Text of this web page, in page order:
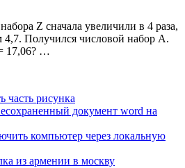
Z сначала увеличили в 4 раза,
4,7. Получился числовой набор А.
17,06? …
часть рисунка
документ word на
компьютер через локальную
из армении в москву